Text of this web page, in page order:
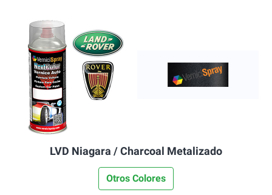
LVD Niagara / Charcoal Metalizado
Otros Colores